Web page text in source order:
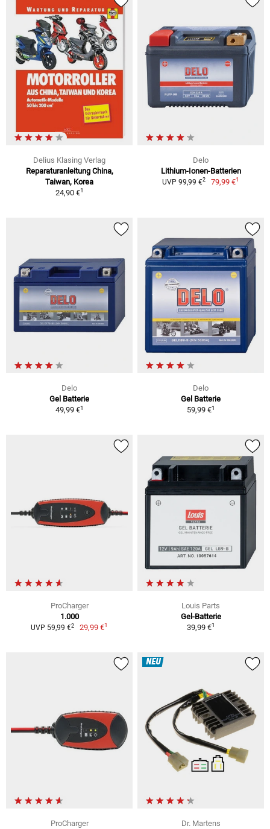
Delius Klasing Verlag
Reparaturanleitung China,
Taiwan, Korea
24,90 €1
Delo
Lithium-Ionen-Batterien
UVP 99,99 €2 79,99 €1
Delo
Gel Batterie
49,99 €1
Delo
Gel Batterie
59,99 €1
ProCharger
1.000
UVP 59,99 €2 29,99 €1
Louis Parts
Gel-Batterie
39,99 €1
ProCharger
NEU
Dr. Martens